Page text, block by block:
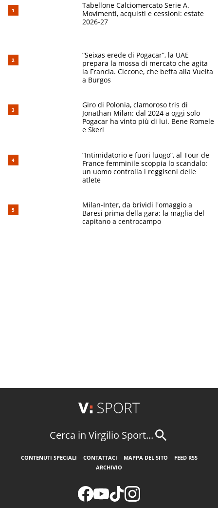
Tabellone Calciomercato Serie A.
Movimenti, acquisti e cessioni: estate
2026-27
“Seixas erede di Pogacar”, la UAE
prepara la mossa di mercato che agita
la Francia. Ciccone, che beffa alla Vuelta
a Burgos
Giro di Polonia, clamoroso tris di
Jonathan Milan: dal 2024 a oggi solo
Pogacar ha vinto più di lui. Bene Romele
e Skerl
“Intimidatorio e fuori luogo”, al Tour de
France femminile scoppia lo scandalo:
un uomo controlla i reggiseni delle
atlete
Milan-Inter, da brividi l'omaggio a
Baresi prima della gara: la maglia del
capitano a centrocampo
Cerca in Virgilio Sport...
CONTENUTI SPECIALI CONTATTACI MAPPA DEL SITO
FEED RSS
ARCHIVIO